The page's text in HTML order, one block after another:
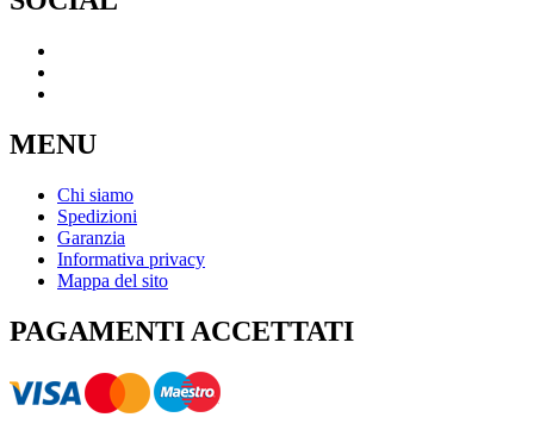
MENU
Chi siamo
Spedizioni
Garanzia
Informativa privacy
Mappa del sito
PAGAMENTI ACCETTATI